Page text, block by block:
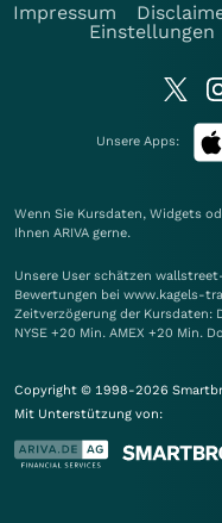
Impressum
Einstellungen
Unsere Apps:
Wenn Sie Kursdaten, Widgets
Ihnen ARIVA gerne.
Unsere User schätzen
Bewertungen bei www.kagels-
Zeitverzögerung der Kursdaten:
NYSE +20 Min. AMEX +20 Min.
Copyright © 1998-2026
Mit Unterstützung von: